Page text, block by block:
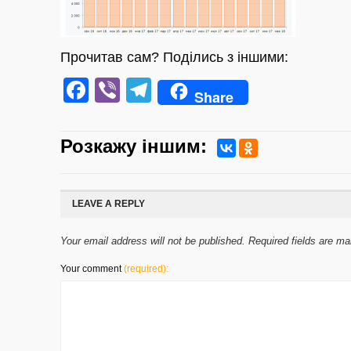
Прочитав сам? Поділись з іншими:
Facebook
ViberTelegram
Share
Розкажу iншим:
LEAVE A REPLY
Your email address will not be published. Required fields are
Your comment(required):